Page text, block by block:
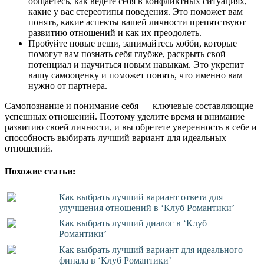
какие у вас стереотипы поведения. Это поможет вам
понять, какие аспекты вашей личности препятствуют
развитию отношений и как их преодолеть.
Пробуйте новые вещи, занимайтесь хобби, которые
помогут вам познать себя глубже, раскрыть свой
потенциал и научиться новым навыкам. Это укрепит
вашу самооценку и поможет понять, что именно вам
нужно от партнера.
Самопознание и понимание себя — ключевые составляющие
успешных отношений. Поэтому уделите время и внимание
развитию своей личности, и вы обретете уверенность в себе и
способность выбирать лучший вариант для идеальных
отношений.
Похожие статьи:
Как выбрать лучший вариант ответа для
улучшения отношений в ‘Клуб Романтики’
Как выбрать лучший диалог в ‘Клуб
Романтики’
Как выбрать лучший вариант для идеального
финала в ‘Клуб Романтики’